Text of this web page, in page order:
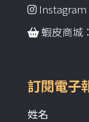
Instagram
蝦皮商城：
訂閱電子
姓名